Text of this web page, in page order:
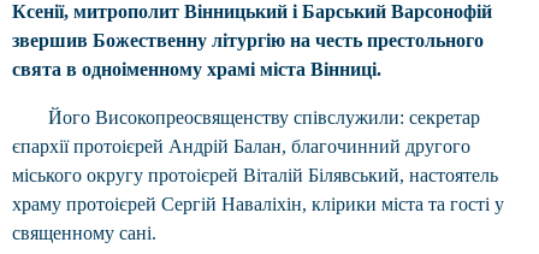
Ксенії, митрополит Вінницький і Барський Варсонофій
звершив Божественну літургію на честь престольного
свята в одноіменному храмі міста Вінниці.
Його Високопреосвященству співслужили: секретар
єпархії протоієрей Андрій Балан, благочинний другого
міського округу протоієрей Віталій Білявський, настоятель
храму протоієрей Сергій Наваліхін, клірики міста та гості у
священному сані.